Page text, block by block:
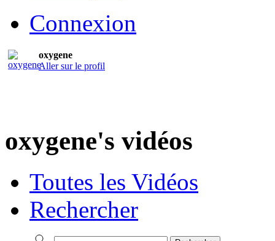
Connexion
oxygene
Aller sur le profil
oxygene's vidéos
Toutes les Vidéos
Rechercher